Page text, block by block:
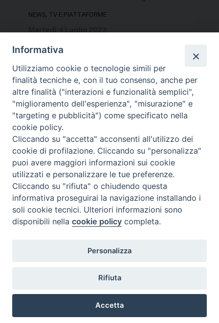
NEWS, TV E PIATTAFORME
Contatti & Info
C.ne Aurelia, 50 – 00165 Roma
Contatti
Scrivi a: cnvf@chiesacattolica.it
Informativa
Utilizziamo cookie o tecnologie simili per
finalità tecniche e, con il tuo consenso, anche per
altre finalità ("interazioni e funzionalità semplici",
"miglioramento dell'esperienza", "misurazione" e
"targeting e pubblicità") come specificato nella
cookie policy.
Cliccando su "accetta" acconsenti all'utilizzo dei
cookie di profilazione. Cliccando su "personalizza"
puoi avere maggiori informazioni sui cookie
utilizzati e personalizzare le tue preferenze.
Cliccando su "rifiuta" o chiudendo questa
informativa proseguirai la navigazione installando i
soli cookie tecnici. Ulteriori informazioni sono
disponibili nellacookie policy completa.
Personalizza
Rifiuta
Accetta